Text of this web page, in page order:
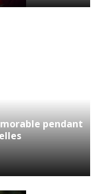
pendant